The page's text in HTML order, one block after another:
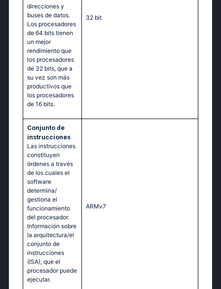
direcciones y
buses de datos.
Los procesadores
de 64 bits tienen
un mejor
rendimiento que
los procesadores
de 32 bits, que a
su vez son más
productivos que
los procesadores
de 16 bits.
32 bit
Conjunto de
instrucciones
Las instrucciones
constituyen
órdenes a través
de los cuales el
software
determina/
gestiona el
funcionamiento
del procesador.
Información sobre
la arquitectura/el
conjunto de
instrucciones
(ISA), que el
procesador puede
ejecutar.
ARMv7